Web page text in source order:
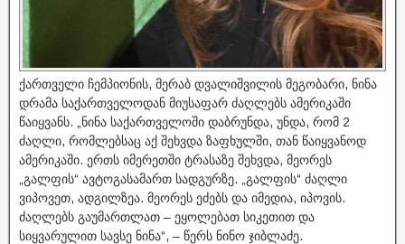
ქართველი ჩემპიონის, მერაბ დვალიშვილის მეგობარი, ნინა
დრამა საქართველოდან მიუსაფარ ძაღლებს ამერიკაში
წაიყვანს. „ნინა საქართველოში დაბრუნდა, უნდა, რომ 2
ძაღლი, რომლებსაც აქ შეხვდა ზაფხულში, თან წაიყვანოდ
ამერიკაში. ერთს იმერეთში ტრასაზე შეხვდა, მეორეს
„გალფის“ ავტოგასამართ სადგურზე. „გალფის“ ძაღლი
ვიპოვეთ, ადგილზეა. მეორეს ეძებს და იმედია, იპოვის.
ძაღლებს გაუმართლათ – ეყოლებათ სიკეთით და
სიყვარულით სავსე ნინა“, – წერს ნინო ჯიბლაძე.